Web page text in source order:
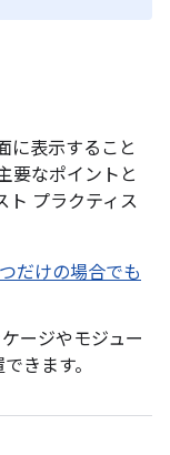
に表示すること
要なポイントと
ト プラクティス
だけの場合でも
ージやモジュー
きます。